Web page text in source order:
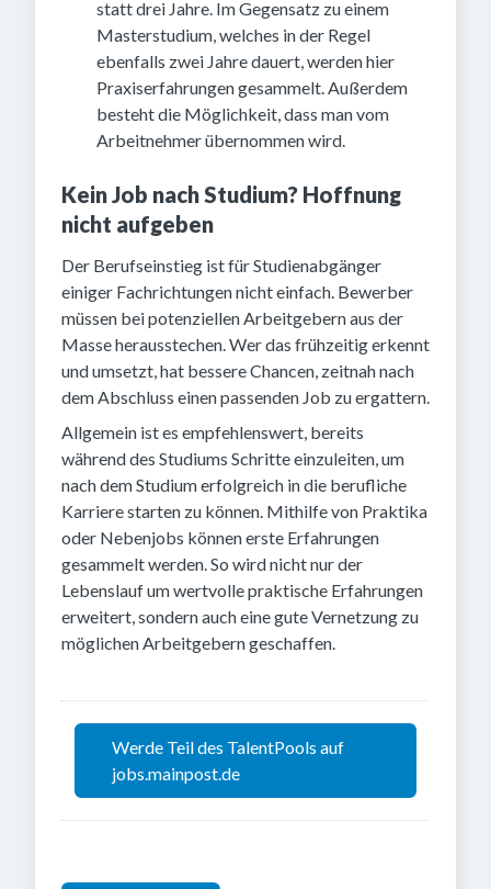
statt drei Jahre. Im Gegensatz zu einem
Masterstudium, welches in der Regel
ebenfalls zwei Jahre dauert, werden hier
Praxiserfahrungen gesammelt. Außerdem
besteht die Möglichkeit, dass man vom
Arbeitnehmer übernommen wird.
Kein Job nach Studium? Hoffnung
nicht aufgeben
Der Berufseinstieg ist für Studienabgänger
einiger Fachrichtungen nicht einfach. Bewerber
müssen bei potenziellen Arbeitgebern aus der
Masse herausstechen. Wer das frühzeitig erkennt
und umsetzt, hat bessere Chancen, zeitnah nach
dem Abschluss einen passenden Job zu ergattern.
Allgemein ist es empfehlenswert, bereits
während des Studiums Schritte einzuleiten, um
nach dem Studium erfolgreich in die berufliche
Karriere starten zu können. Mithilfe von Praktika
oder Nebenjobs können erste Erfahrungen
gesammelt werden. So wird nicht nur der
Lebenslauf um wertvolle praktische Erfahrungen
erweitert, sondern auch eine gute Vernetzung zu
möglichen Arbeitgebern geschaffen.
Werde Teil des TalentPools auf
jobs.mainpost.de